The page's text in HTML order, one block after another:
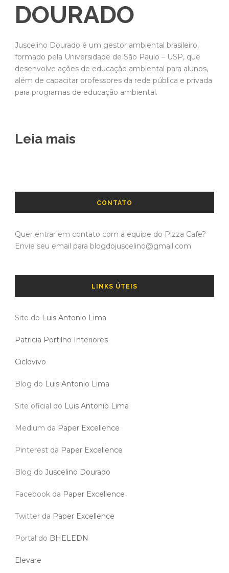
DOURADO
Juscelino Dourado é um gestor ambiental brasileiro,
formado pela Universidade de São Paulo – USP, que
desenvolve ações de educação ambiental para alunos,
além de capacitar professores da rede pública e privada
para programas de educação ambiental.
Leia mais
CONTATO
Quer entrar em contato com a equipe do Pizza Cafe?
Envie seu email para blogdojuscelino@gmail.com
LINKS ÚTEIS
Site do Luis Antonio Lima
Patricia Portilho Interiores
Ciclovivo
Blog do Luis Antonio Lima
Site oficial do Luis Antonio Lima
Medium da Paper Excellence
Pinterest da Paper Excellence
Blog do Juscelino Dourado
Facebook da Paper Excellence
Twitter da Paper Excellence
Portal do BHELEDN
Elevare